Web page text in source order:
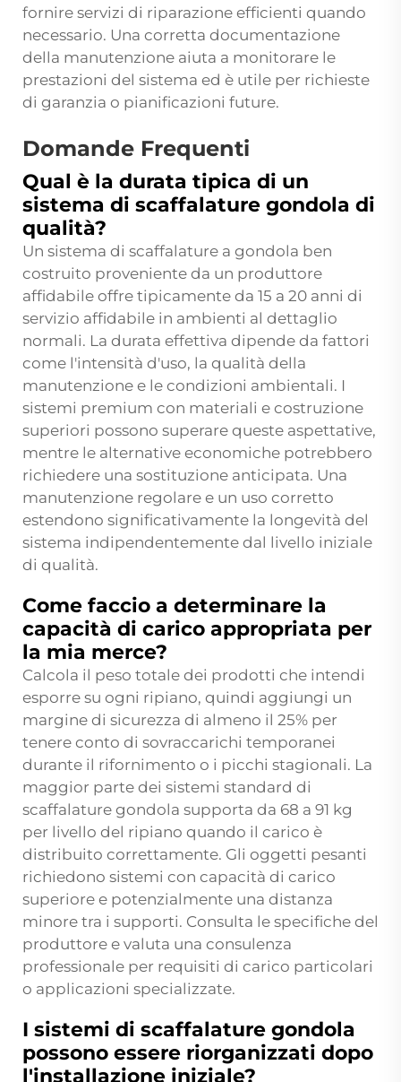
fornire servizi di riparazione efficienti quando
necessario. Una corretta documentazione
della manutenzione aiuta a monitorare le
prestazioni del sistema ed è utile per richieste
di garanzia o pianificazioni future.
Domande Frequenti
Qual è la durata tipica di un
sistema di scaffalature gondola di
qualità?
Un sistema di scaffalature a gondola ben
costruito proveniente da un produttore
affidabile offre tipicamente da 15 a 20 anni di
servizio affidabile in ambienti al dettaglio
normali. La durata effettiva dipende da fattori
come l'intensità d'uso, la qualità della
manutenzione e le condizioni ambientali. I
sistemi premium con materiali e costruzione
superiori possono superare queste aspettative,
mentre le alternative economiche potrebbero
richiedere una sostituzione anticipata. Una
manutenzione regolare e un uso corretto
estendono significativamente la longevità del
sistema indipendentemente dal livello iniziale
di qualità.
Come faccio a determinare la
capacità di carico appropriata per
la mia merce?
Calcola il peso totale dei prodotti che intendi
esporre su ogni ripiano, quindi aggiungi un
margine di sicurezza di almeno il 25% per
tenere conto di sovraccarichi temporanei
durante il rifornimento o i picchi stagionali. La
maggior parte dei sistemi standard di
scaffalature gondola supporta da 68 a 91 kg
per livello del ripiano quando il carico è
distribuito correttamente. Gli oggetti pesanti
richiedono sistemi con capacità di carico
superiore e potenzialmente una distanza
minore tra i supporti. Consulta le specifiche del
produttore e valuta una consulenza
professionale per requisiti di carico particolari
o applicazioni specializzate.
I sistemi di scaffalature gondola
possono essere riorganizzati dopo
l'installazione iniziale?